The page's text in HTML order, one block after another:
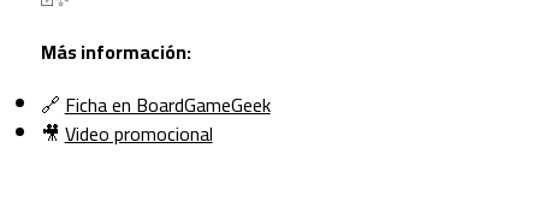
Más información:
🔗Ficha en BoardGameGeek
🎥Video promocional